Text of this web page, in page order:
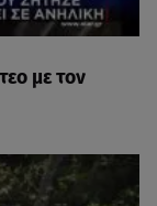
με τον